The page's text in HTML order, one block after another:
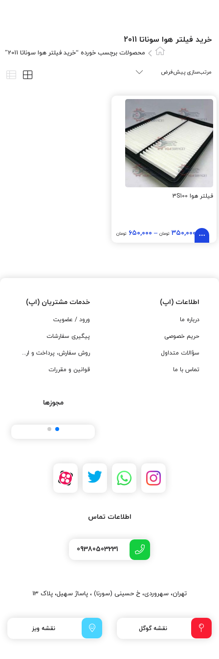
خرید فیلتر هوا سوناتا 2011
محصولات برچسب خورده “خرید فیلتر هوا سوناتا 2011”
فیلتر هوا 3S100
۳۵۰,۰۰۰ تومان– ۶۵۰,۰۰۰ تومان
اطلاعات (اپ)
درباره ما
حریم خصوصی
سؤالات متداول
تماس با ما
خدمات مشتریان (اپ)
ورود / عضویت
پیگیری سفارشات
روش سفارش، پرداخت و ارسال
قوانین و مقررات
مجوزها
اطلاعات تماس
09380503231
تهران، سهروردی، خ حسینی (سورنا) ، پاساژ سهیل، پلاک 13
نقشه گوگل نقشه ویز